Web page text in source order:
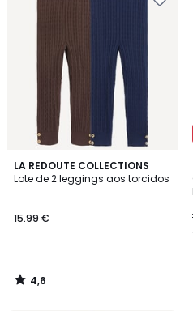
desconto
LA REDOUTE COLLECTIONS
Lote de 2 leggings aos torcidos
15.99 €
4,6
/ 5
4,6
/